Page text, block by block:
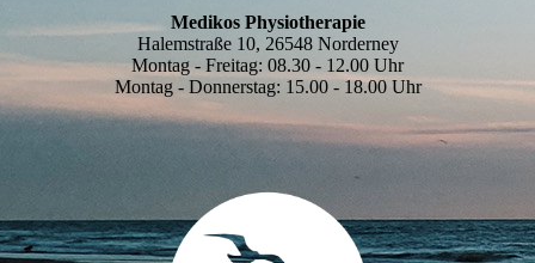
Medikos Physiotherapie
Halemstraße 10, 26548 Norderney
Montag - Freitag: 08.30 - 12.00 Uhr
Montag - Donnerstag: 15.00 - 18.00 Uhr